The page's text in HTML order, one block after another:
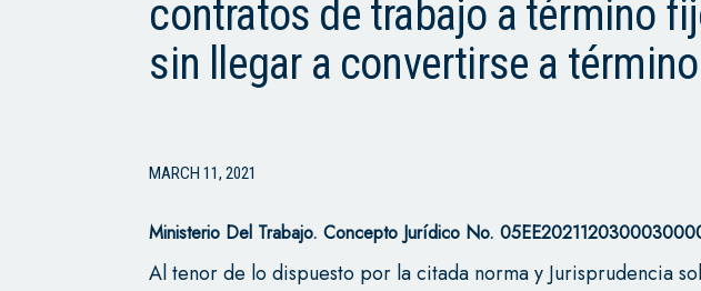
contratos de trabajo a término
sin llegar a convertirse a
MARCH 11, 2021
Ministerio Del Trabajo.Concepto Jurídico No.
Al tenor de lo dispuesto por la citada norma y Jurisprudencia